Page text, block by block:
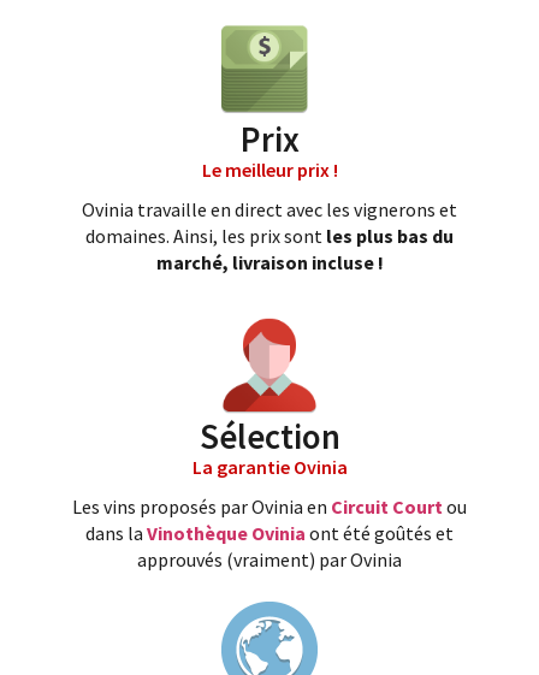
Prix
Le meilleur prix !
Ovinia travaille en direct avec les vignerons et
domaines. Ainsi, les prix sont les plus bas du
marché, livraison incluse !
Sélection
La garantie Ovinia
Les vins proposés par Ovinia en Circuit Court ou
dans la Vinothèque Ovinia ont été goûtés et
approuvés (vraiment) par Ovinia